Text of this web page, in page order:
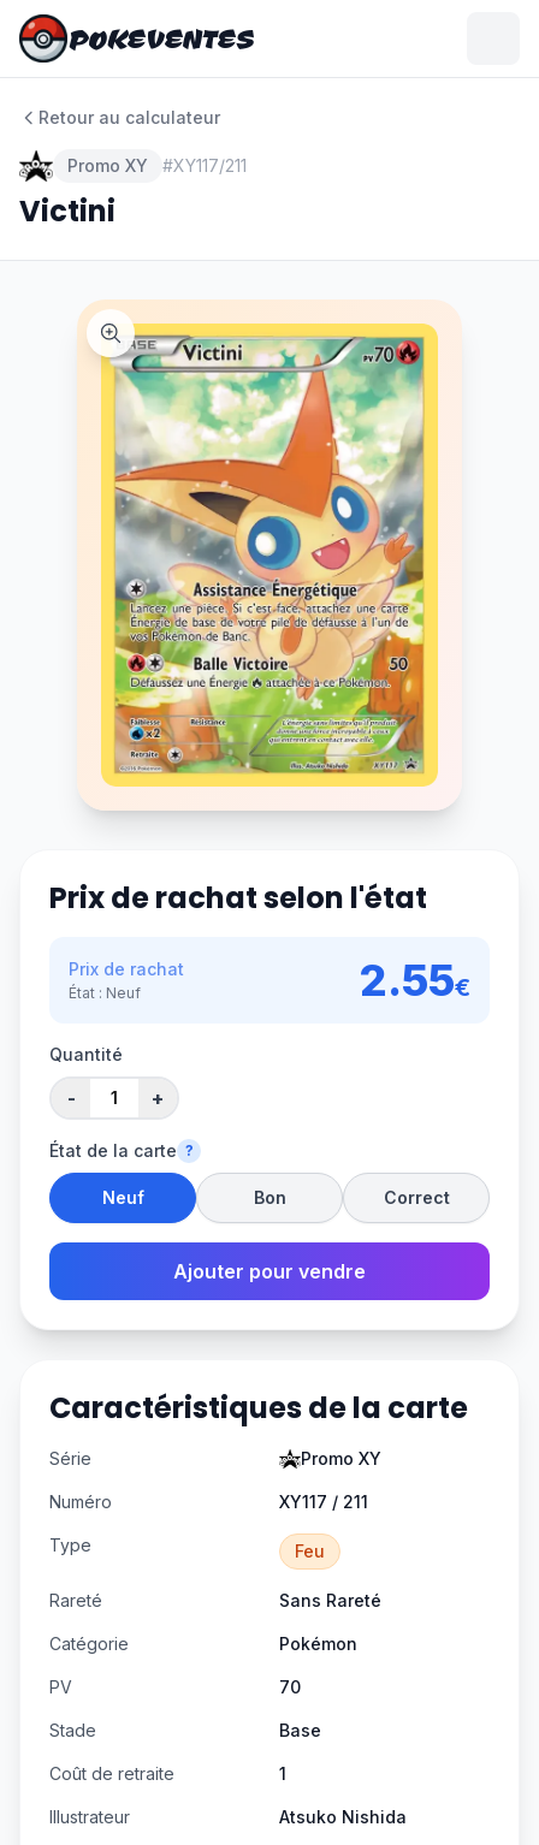
POKEVENTES
POKEVENTES
Retour au calculateur
Promo XY #XY117/211
Victini
Prix de rachat selon l'état
Prix de rachat
État : Neuf 2.55€
Quantité
- +
État de la carte ?
Neuf Bon Correct
Ajouter pour vendre
Caractéristiques de la carte
Série Promo XY
Numéro XY117 / 211
Type Feu
Rareté Sans Rareté
Catégorie Pokémon
PV 70
Stade Base
Coût de retraite 1
Illustrateur Atsuko Nishida